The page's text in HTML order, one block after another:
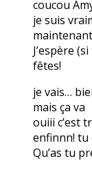
coucou
je suis
J’espère
fêtes!
je vais…
mais ça va
ouiii c’est
enfinnn! tu
Qu’as tu